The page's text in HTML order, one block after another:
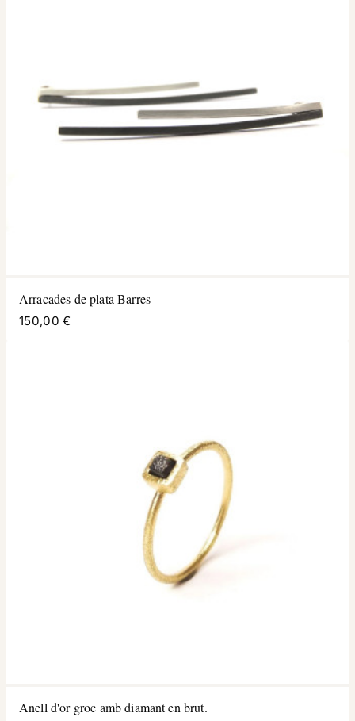
Arracades de plata Barres
150,00 €
Anell d'or groc amb diamant en brut.